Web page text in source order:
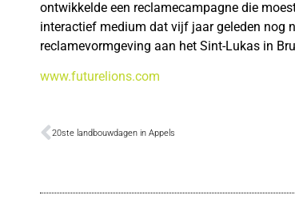
ontwikkelde een reclamecampagne die
interactief medium dat vijf jaar geleden nog
reclamevormgeving aan het Sint-Lukas in
www.futurelions.com
20ste landbouwdagen in Appels